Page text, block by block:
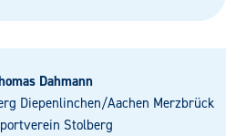
Dahmann
Diepenlinchen/Aachen Merzbrück
Stolberg